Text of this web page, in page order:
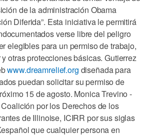
de la administración Obama
Diferida”. Esta iniciativa le permitirá
verse libre del peligro
elegibles para un permiso de trabajo,
otras protecciones básicas. Gutierrez
www.dreamrelief.org diseñada para
puedan solicitar su permiso de
15 de agosto. Monica Trevino -
por los Derechos de los
de Illinoise, ICIRR por sus siglas
que cualquier persona en